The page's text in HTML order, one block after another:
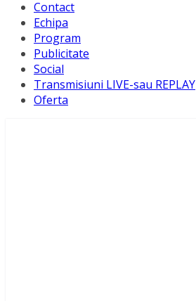
Contact
Echipa
Program
Publicitate
Social
Transmisiuni LIVE-sau REPLAY
Oferta